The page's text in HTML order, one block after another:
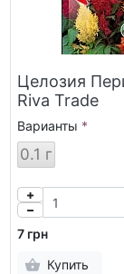
Целозия
Riva Trade
Варианты
0.1 г
7 грн
Купить